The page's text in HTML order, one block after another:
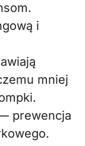
i
mniej
prewencja